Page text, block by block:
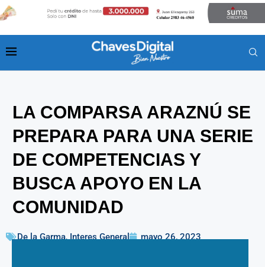
LA COMPARSA ARAZNÚ SE
PREPARA PARA UNA SERIE
DE COMPETENCIAS Y
BUSCA APOYO EN LA
COMUNIDAD
De la Garma, Interes General mayo 26, 2023